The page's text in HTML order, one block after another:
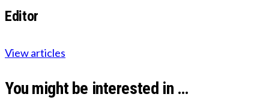
Editor
View articles
You might be interested in …